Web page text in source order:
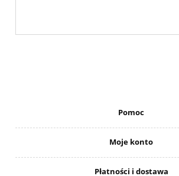
Pomoc
Moje konto
Płatności i dostawa